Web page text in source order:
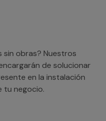
sin obras? Nuestros
de solucionar
en la instalación
tu negocio.